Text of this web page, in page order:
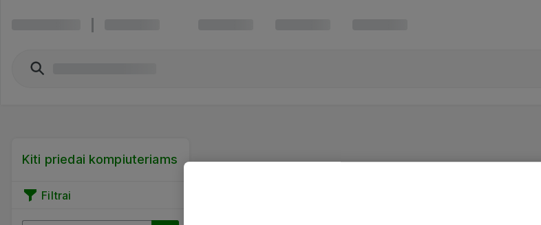
Kiti priedai kompiuteriams
Filtrai